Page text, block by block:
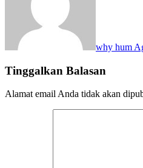
why hum
Tinggalkan Balasan
Alamat email Anda tidak akan